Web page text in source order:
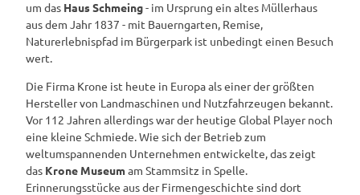
um das Haus Schmeing- im Ursprung ein altes Müllerhaus
aus dem Jahr 1837 - mit Bauerngarten, Remise,
Naturerlebnispfad im Bürgerpark ist unbedingt einen Besuch
wert.
Die Firma Krone ist heute in Europa als einer der größten
Hersteller von Landmaschinen und Nutzfahrzeugen bekannt.
Vor 112 Jahren allerdings war der heutige Global Player noch
eine kleine Schmiede. Wie sich der Betrieb zum
weltumspannenden Unternehmen entwickelte, das zeigt
das Krone Museumam Stammsitz in Spelle.
Erinnerungsstücke aus der Firmengeschichte sind dort